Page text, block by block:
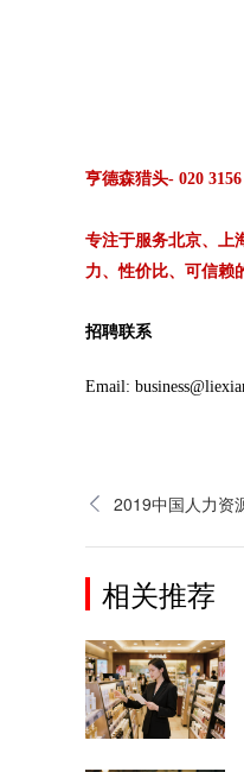
亨德森猎头- 020 3156
专注于服务北京、上
力、性价比、可信赖
招聘联系
Email:
2019中国人力资
相关推荐